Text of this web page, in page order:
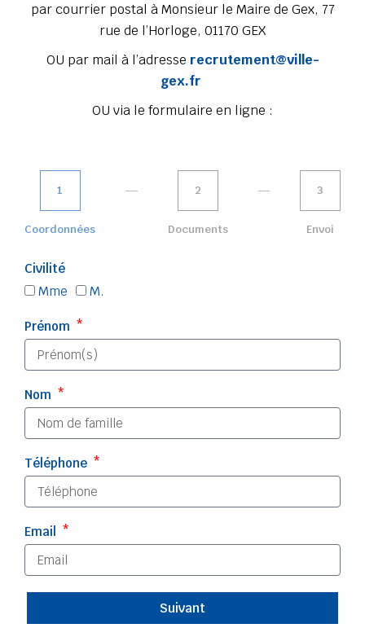
par courrier postal à Monsieur le Maire de Gex, 77
rue de l’Horloge, 01170 GEX
OU par mail à l’adresse recrutement@ville-
gex.fr
OU via le formulaire en ligne :
1
Coordonnées
2
Documents
3
Envoi
Civilité
Mme M.
Prénom
Nom
Téléphone
Email
Suivant